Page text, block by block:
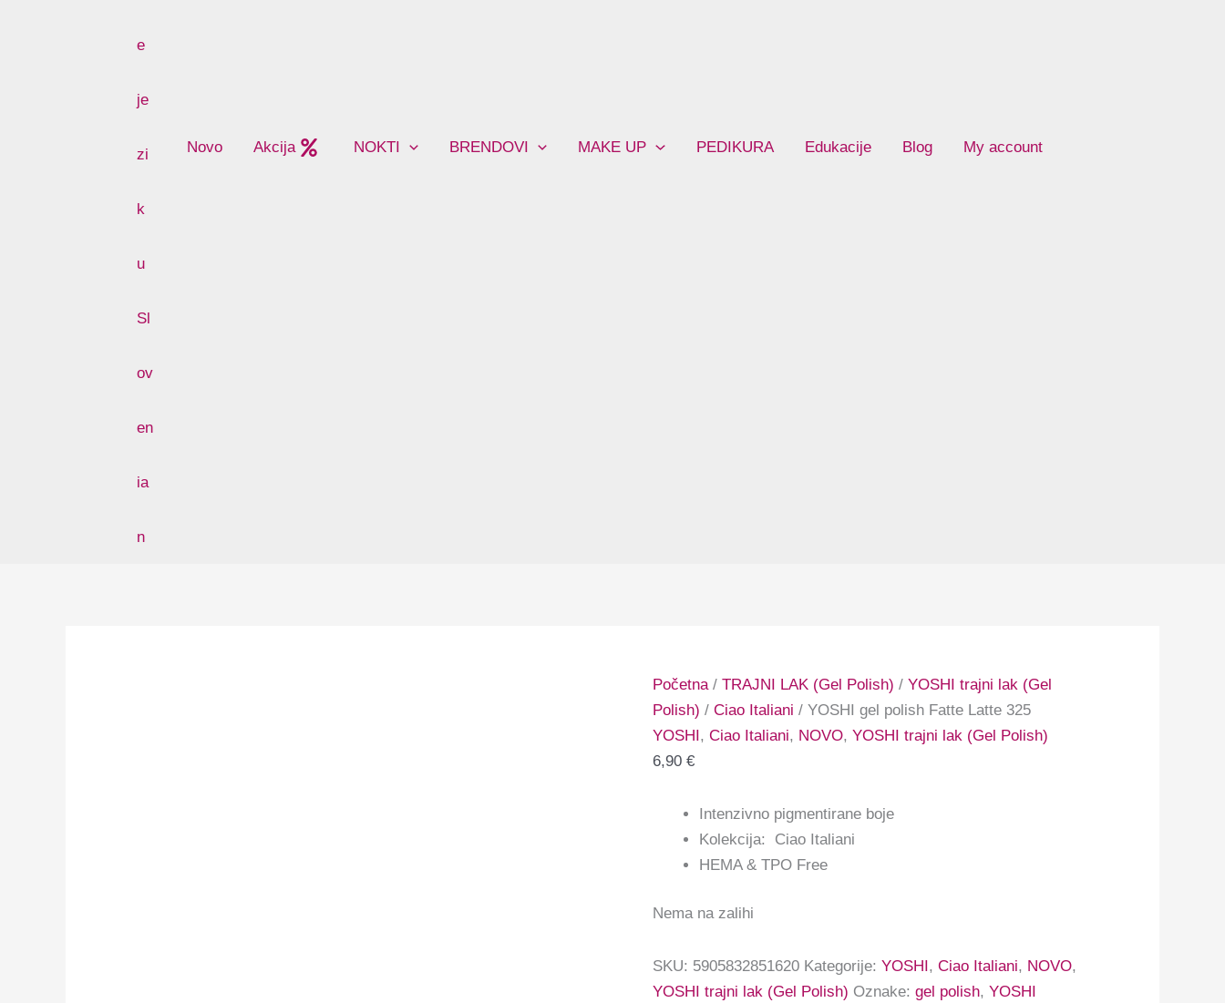
Novo Akcija NOKTI BRENDOVI MAKE UP PEDIKURA Edukacije Blog My account
Početna/ TRAJNI LAK (Gel Polish) / YOSHI trajni lak (Gel
Polish) / Ciao Italiani / YOSHI gel polish Fatte Latte 325
YOSHI, Ciao Italiani, NOVO, YOSHI trajni lak (Gel Polish)
6,90 €
Intenzivno pigmentirane boje
Kolekcija: Ciao Italiani
HEMA & TPO Free
Nema na zalihi
SKU: 5905832851620 Kategorije: YOSHI, Ciao Italiani, NOVO,
YOSHI trajni lak (Gel Polish) Oznake: gel polish, YOSHI